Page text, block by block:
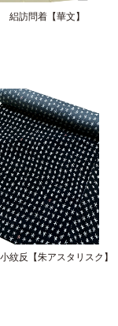
訪問着【華文】
反【朱アスタリスク】